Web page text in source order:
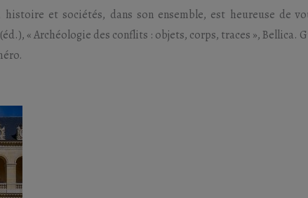
histoire et sociétés, dans son ensemble, est heureuse de
« Archéologie des conflits : objets, corps, traces », Bellica.